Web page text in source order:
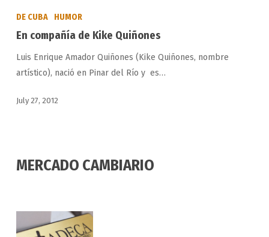
Kike
Quiñones
DE CUBA HUMOR
En compañía de Kike Quiñones
Luis Enrique Amador Quiñones (Kike Quiñones, nombre
artístico), nació en Pinar del Río y es…
July 27, 2012
MERCADO CAMBIARIO